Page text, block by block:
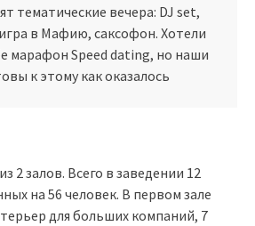
тематические вечера: DJ set,
в Мафию, саксофон. Хотели
марафон Speed dating, но наши
к этому как оказалось
2 залов. Всего в заведении 12
на 56 человек. В первом зале
для больших компаний, 7